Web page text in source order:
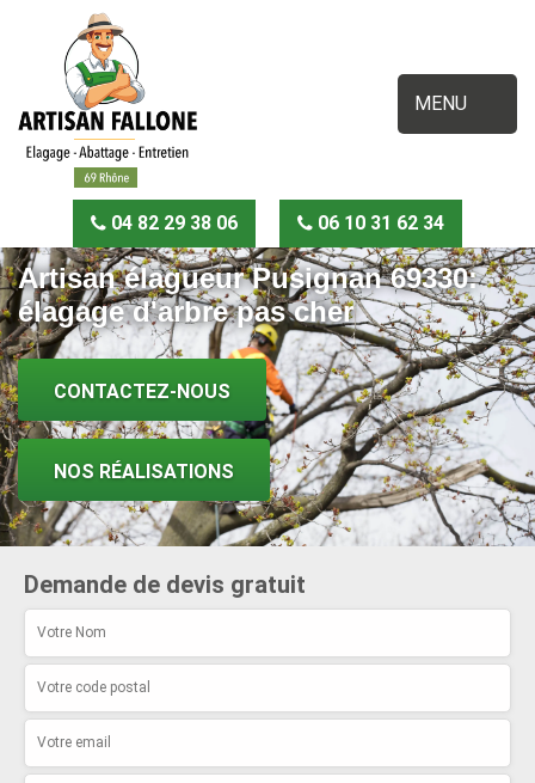
MENU
04 82 29 38 06 06 10 31 62 34
Artisan élagueur Pusignan 69330:
élagage d'arbre pas cher
CONTACTEZ-NOUS
NOS RÉALISATIONS
Demande de devis gratuit